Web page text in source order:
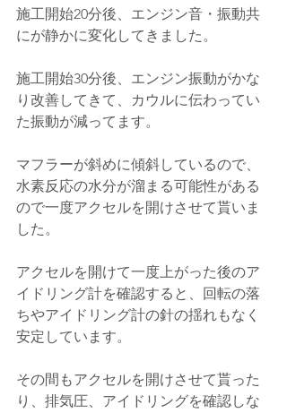
施工開始20分後、エンジン音・振動共
にが静かに変化してきました。
施工開始30分後、エンジン振動がかな
り改善してきて、カウルに伝わってい
た振動が減ってます。
マフラーが斜めに傾斜しているので、
水素反応の水分が溜まる可能性がある
ので一度アクセルを開けさせて貰いま
した。
アクセルを開けて一度上がった後のア
イドリング計を確認すると、回転の落
ちやアイドリング計の針の揺れもなく
安定しています。
その間もアクセルを開けさせて貰った
り、排気圧、アイドリングを確認しな